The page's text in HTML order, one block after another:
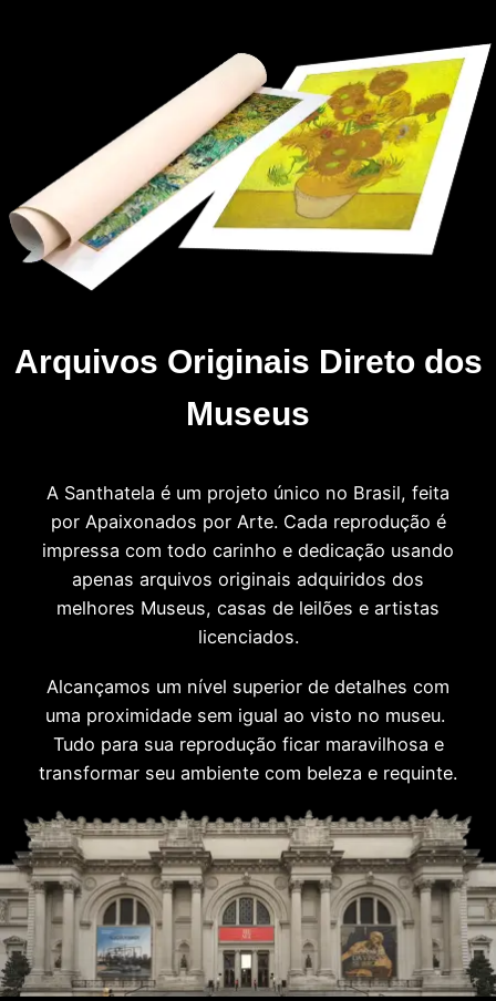
Arquivos Originais Direto dos
Museus
A Santhatela é um projeto único no Brasil, feita
por Apaixonados por Arte. Cada reprodução é
impressa com todo carinho e dedicação usando
apenas arquivos originais adquiridos dos
melhores Museus, casas de leilões e artistas
licenciados.
Alcançamos um nível superior de detalhes com
uma proximidade sem igual ao visto no museu.
Tudo para sua reprodução ficar maravilhosa e
transformar seu ambiente com beleza e requinte.